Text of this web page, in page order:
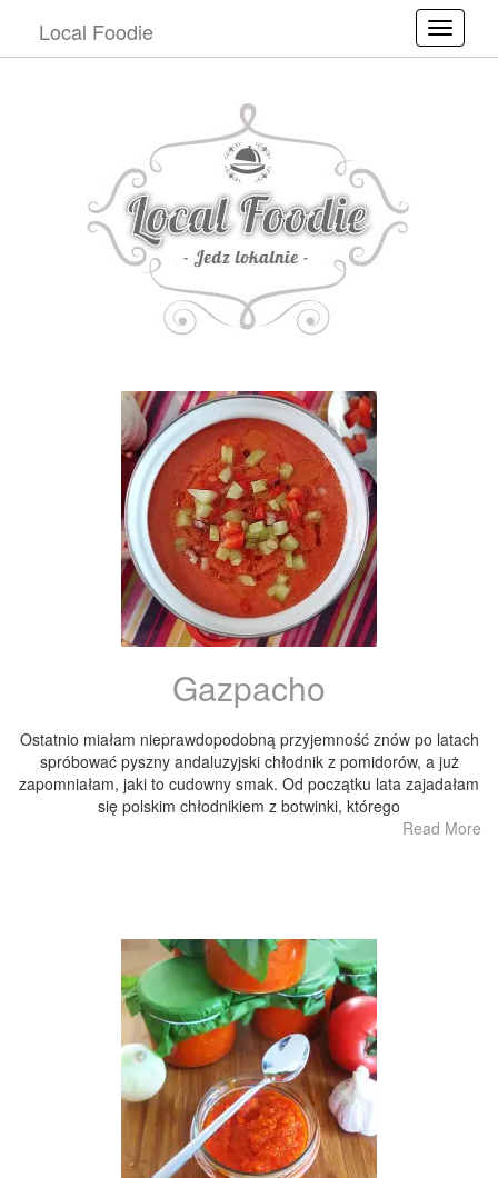
Local Foodie
Gazpacho
Ostatnio miałam nieprawdopodobną przyjemność znów po latach
spróbować pyszny andaluzyjski chłodnik z pomidorów, a już
zapomniałam, jaki to cudowny smak. Od początku lata zajadałam
się polskim chłodnikiem z botwinki, którego
Read More